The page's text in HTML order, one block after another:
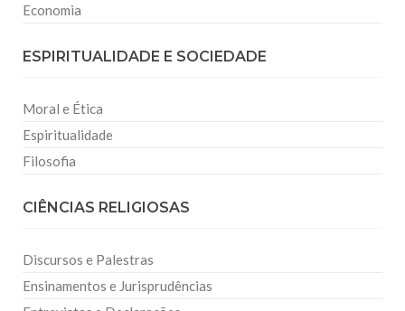
Economia
ESPIRITUALIDADE E SOCIEDADE
Moral e Ética
Espiritualidade
Filosofia
CIÊNCIAS RELIGIOSAS
Discursos e Palestras
Ensinamentos e Jurisprudências